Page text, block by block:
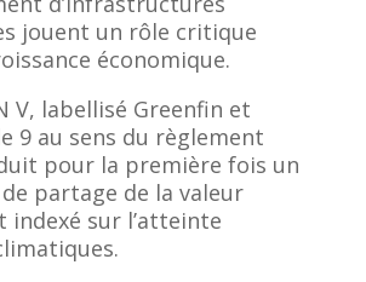
jouent un rôle critique
économique.
V, labellisé Greenfin et
9 au sens du règlement
pour la première fois un
partage de la valeur
indexé sur l’atteinte